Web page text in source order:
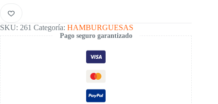
SKU: 261 Categoría: HAMBURGUESAS
Pago seguro garantizado